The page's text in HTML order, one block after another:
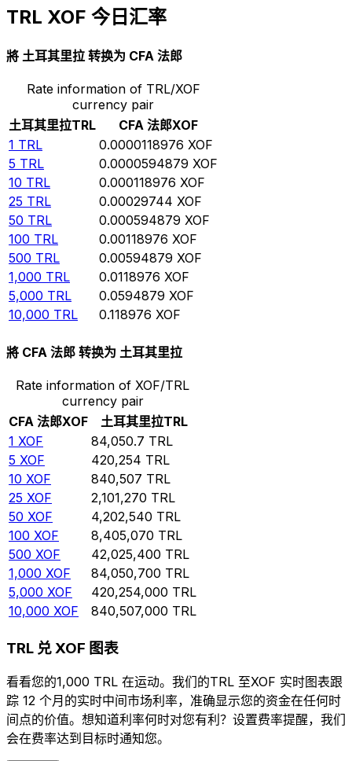
TRL XOF 今日汇率
將 土耳其里拉 转换为 CFA 法郎
Rate information of TRL/XOF
currency pair
土耳其里拉TRL CFA 法郎XOF
1 TRL 0.0000118976 XOF
5 TRL 0.0000594879 XOF
10 TRL 0.000118976 XOF
25 TRL 0.00029744 XOF
50 TRL 0.000594879 XOF
100 TRL 0.00118976 XOF
500 TRL 0.00594879 XOF
1,000 TRL 0.0118976 XOF
5,000 TRL 0.0594879 XOF
10,000 TRL 0.118976 XOF
將 CFA 法郎 转换为 土耳其里拉
Rate information of XOF/TRL
currency pair
CFA 法郎XOF 土耳其里拉TRL
1 XOF 84,050.7 TRL
5 XOF 420,254 TRL
10 XOF 840,507 TRL
25 XOF 2,101,270 TRL
50 XOF 4,202,540 TRL
100 XOF 8,405,070 TRL
500 XOF 42,025,400 TRL
1,000 XOF 84,050,700 TRL
5,000 XOF 420,254,000 TRL
10,000 XOF 840,507,000 TRL
TRL 兑 XOF 图表
看看您的1,000 TRL 在运动。我们的TRL 至XOF 实时图表跟
踪 12 个月的实时中间市场利率，准确显示您的资金在任何时
间点的价值。想知道利率何时对您有利？设置费率提醒，我们
会在费率达到目标时通知您。